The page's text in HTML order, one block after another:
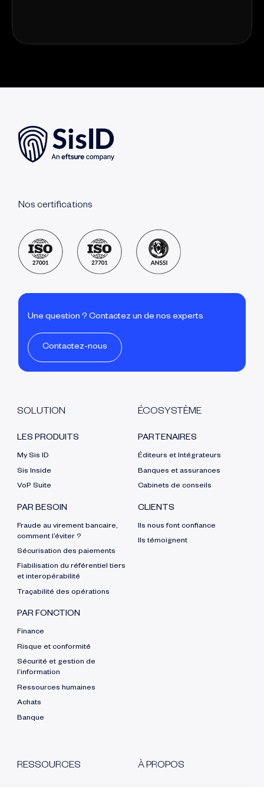
Nos certifications
Une question ? Contactez un de nos experts
Contactez-nous
SOLUTION
LES PRODUITS
My Sis ID
Sis Inside
VoP Suite
PAR BESOIN
Fraude au virement bancaire,
comment l’éviter ?
Sécurisation des paiements
Fiabilisation du référentiel tiers
et interopérabilité
Traçabilité des opérations
PAR FONCTION
Finance
Risque et conformité
Sécurité et gestion de
l’information
Ressources humaines
Achats
Banque
ÉCOSYSTÈME
PARTENAIRES
Éditeurs et Intégrateurs
Banques et assurances
Cabinets de conseils
CLIENTS
Ils nous font confiance
Ils témoignent
RESSOURCES À PROPOS